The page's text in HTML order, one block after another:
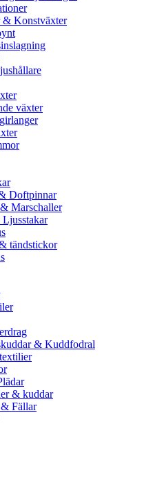
& Konstväxter
växter
Doftpinnar
Marschaller
tändstickor
& Kuddfodral
& kuddar
Fällar